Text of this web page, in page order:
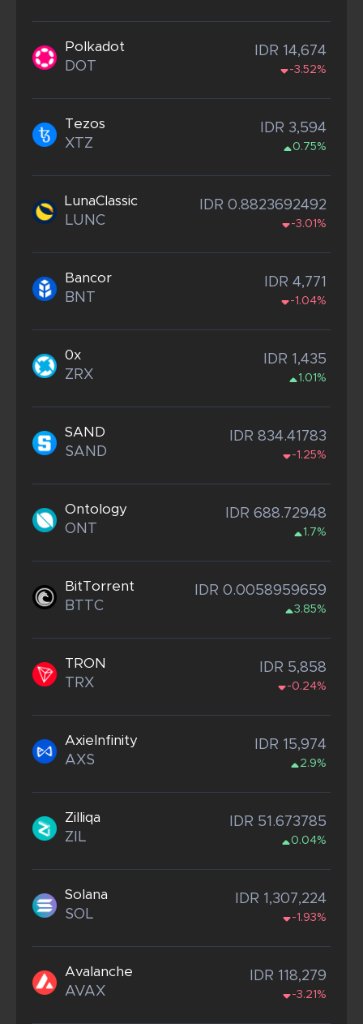
Polkadot
DOT
IDR 14,674
-3.52%
Tezos
XTZ
IDR 3,594
0.75%
LunaClassic
LUNC
IDR 0.8823692492
-3.01%
Bancor
BNT
IDR 4,771
-1.04%
0x
ZRX
IDR 1,435
1.01%
SAND
SAND
IDR 834.41783
-1.25%
Ontology
ONT
IDR 688.72948
1.7%
BitTorrent
BTTC
IDR 0.0058959659
3.85%
TRON
TRX
IDR 5,858
-0.24%
AxieInfinity
AXS
IDR 15,974
2.9%
Zilliqa
ZIL
IDR 51.673785
0.04%
Solana
SOL
IDR 1,307,224
-1.93%
Avalanche
AVAX
IDR 118,279
-3.21%